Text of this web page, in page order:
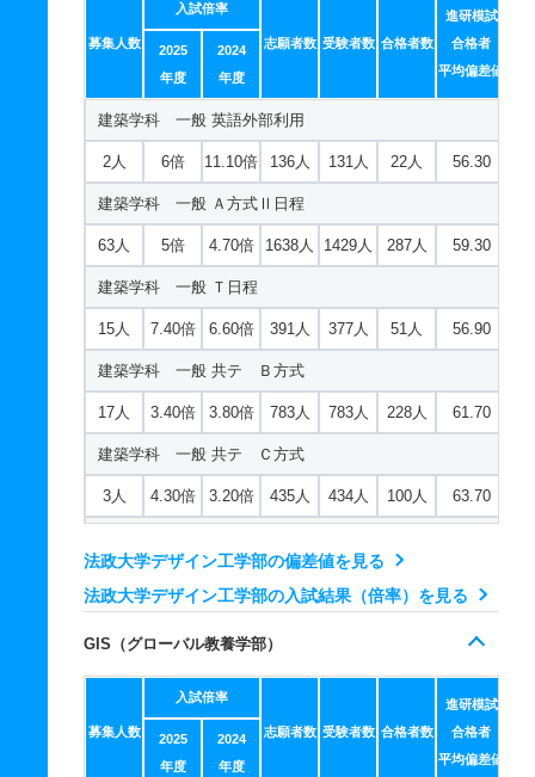
募集人数
入試倍率
志願者数 受験者数 合格者数
進研模試
合格者
平均偏差値
2025
年度
2024
年度
建築学科 一般 英語外部利用
2人 6倍 11.10倍 136人 131人 22人 56.30
建築学科 一般 Ａ方式Ⅱ日程
63人 5倍 4.70倍 1638人 1429人 287人 59.30
建築学科 一般 Ｔ日程
15人 7.40倍 6.60倍 391人 377人 51人 56.90
建築学科 一般 共テ Ｂ方式
17人 3.40倍 3.80倍 783人 783人 228人 61.70
建築学科 一般 共テ Ｃ方式
3人 4.30倍 3.20倍 435人 434人 100人 63.70
都市環境デザイン工学科 一般 Ｔ日程
7倍 5.30倍
法政大学デザイン工学部の偏差値を見る
法政大学デザイン工学部の入試結果（倍率）を見る
GIS（グローバル教養学部）
募集人数
入試倍率
志願者数 受験者数 合格者数
進研模試
合格者
平均偏差値
2025
年度
2024
年度